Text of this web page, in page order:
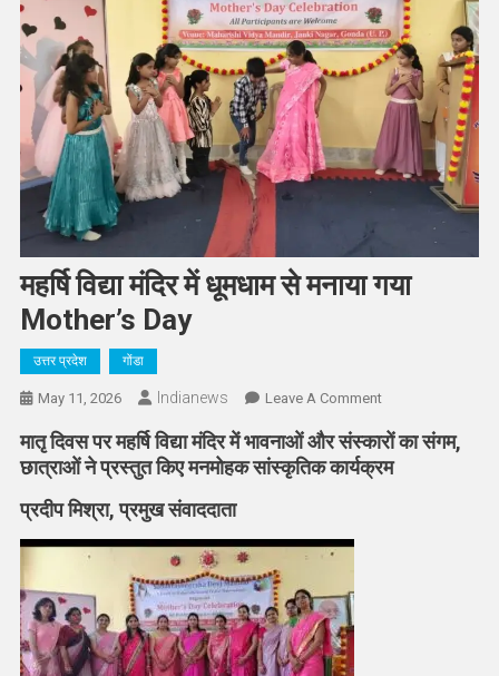
महर्षि विद्या मंदिर में धूमधाम से मनाया गया
Mother’s Day
उत्तर प्रदेश गोंडा
May 11, 2026 Indianews Leave A CommentOn
विद्या
मंदिर
मातृ दिवस पर महर्षि विद्या मंदिर में भावनाओं और संस्कारों का संगम,
छात्राओं ने प्रस्तुत किए मनमोहक सांस्कृतिक कार्यक्रम
प्रदीप मिश्रा, प्रमुख संवाददाता